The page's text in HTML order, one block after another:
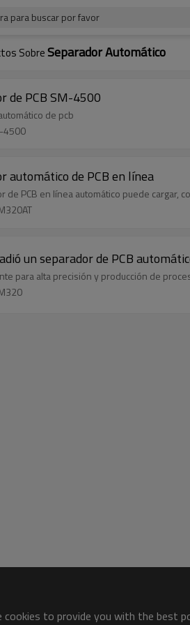
para buscar por favor
SobreSeparador Automático
de PCB SM-4500
de pcb
4500
automático de PCB en línea
de PCB en línea automático puede cargar,
un separador de PCB
para alta precisión y producción de
cookies to provide you with the best